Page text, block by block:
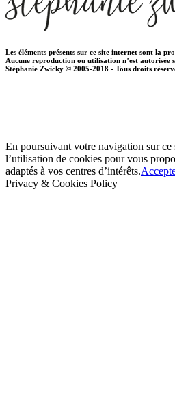
Les éléments présents sur ce site internet sont la
Aucune reproduction ou utilisation n’est autorisée
Stéphanie Zwicky © 2005-2018 - Tous droits
En poursuivant votre navigation sur ce
l’utilisation de cookies pour vous
adaptés à vos centres d’intérêts.
Privacy & Cookies Policy